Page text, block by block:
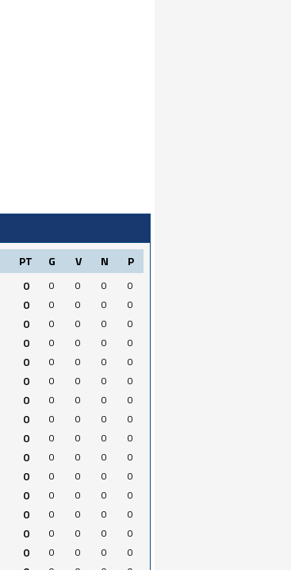
PT G V N P
0 0 0 0
0
0 0 0 0
0
0 0 0 0
0
0 0 0 0
0
0 0 0 0
0
0 0 0 0
0
0 0 0 0
0
0 0 0 0
0
0 0 0 0
0
0 0 0 0
0
0 0 0 0
0
0 0 0 0
0
0 0 0 0
0
0 0 0 0
0
0 0 0 0
0